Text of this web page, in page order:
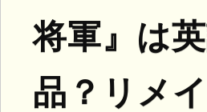
将軍』は
品？リメ